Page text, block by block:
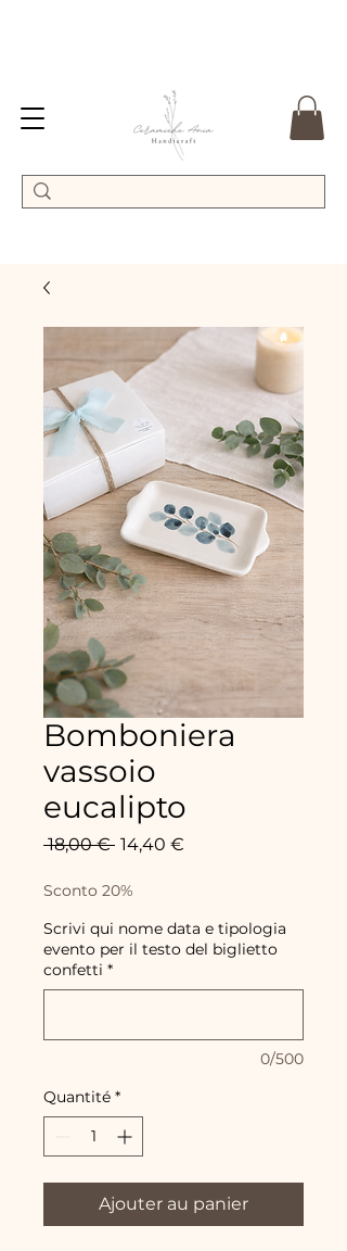
Bomboniera
vassoio
eucalipto
18,00 € Prix
14,40 €
Sconto 20%
Scrivi qui nome data e tipologia
evento per il testo del biglietto
confetti *
0/500
Quantité *
Ajouter au panier